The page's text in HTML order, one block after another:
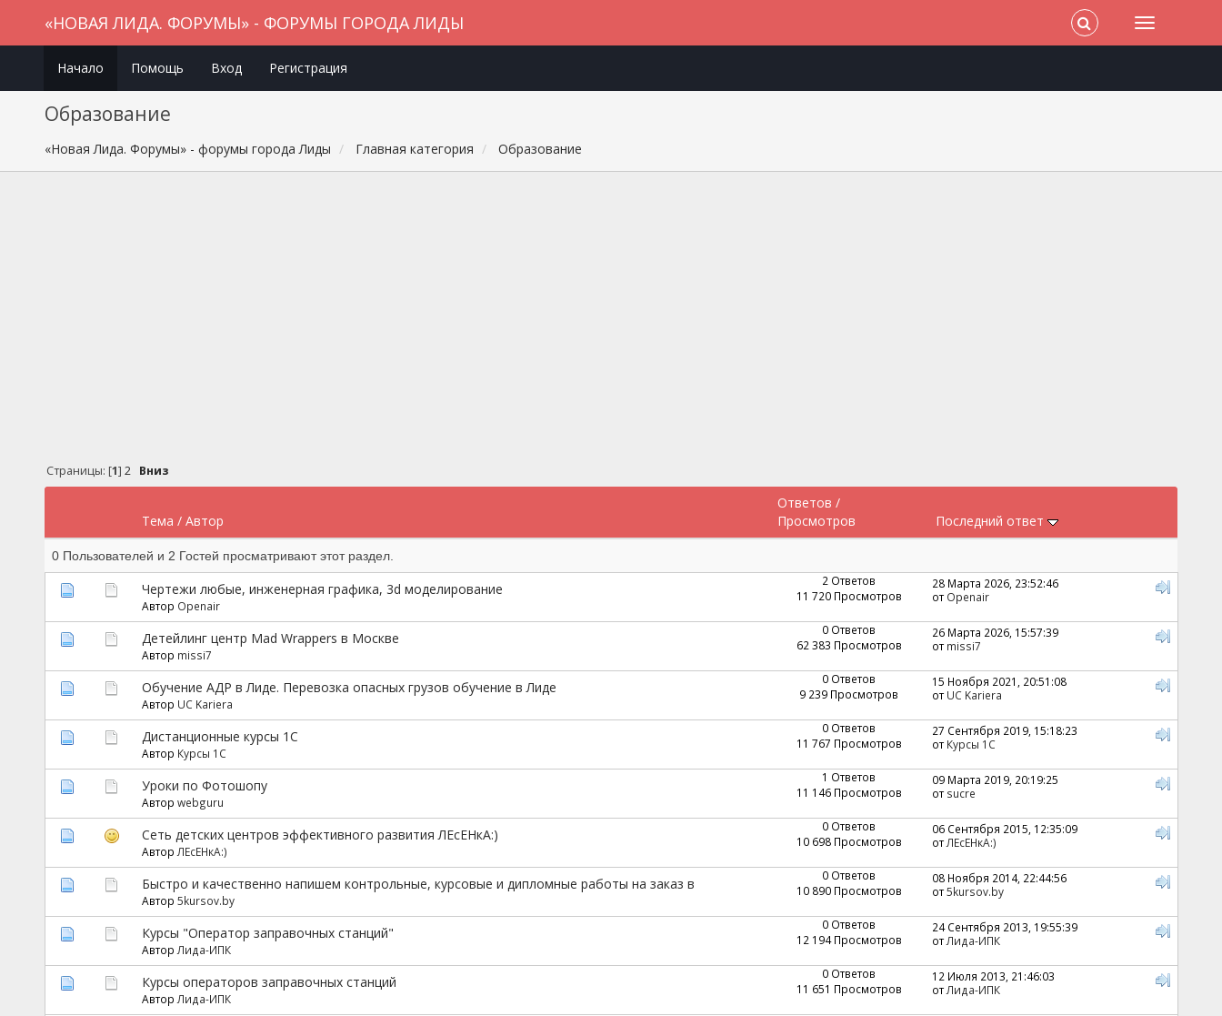
«НОВАЯ ЛИДА. ФОРУМЫ» - ФОРУМЫ ГОРОДА ЛИДЫ
Начало Помощь Вход Регистрация
Образование
«Новая Лида. Форумы» - форумы города Лиды Главная категория Образование
Страницы: [1]2 Вниз
Тема / Автор
Ответов /
Просмотров
Последний ответ
0 Пользователей и 2 Гостей просматривают этот раздел.
Чертежи любые, инженерная графика, 3d моделирование
Автор Openair
2 Ответов
11 720 Просмотров
28 Марта 2026, 23:52:46
отOpenair
Детейлинг центр Mad Wrappers в Москве
Автор missi7
0 Ответов
62 383 Просмотров
26 Марта 2026, 15:57:39
отmissi7
Обучение АДР в Лиде. Перевозка опасных грузов обучение в Лиде
Автор UC Kariera
0 Ответов
9 239 Просмотров
15 Ноября 2021, 20:51:08
отUC Kariera
Дистанционные курсы 1С
Автор Курсы 1С
0 Ответов
11 767 Просмотров
27 Сентября 2019, 15:18:23
отКурсы 1С
Уроки по Фотошопу
Автор webguru
1 Ответов
11 146 Просмотров
09 Марта 2019, 20:19:25
отsucre
Сеть детских центров эффективного развития ЛЕсЕНкА:)
Автор ЛЕсЕНкА:)
0 Ответов
10 698 Просмотров
06 Сентября 2015, 12:35:09
отЛЕсЕНкА:)
Быстро и качественно напишем контрольные, курсовые и дипломные работы на заказ в
Автор 5kursov.by
0 Ответов
10 890 Просмотров
08 Ноября 2014, 22:44:56
от5kursov.by
Курсы "Оператор заправочных станций"
Автор Лида-ИПК
0 Ответов
12 194 Просмотров
24 Сентября 2013, 19:55:39
отЛида-ИПК
Курсы операторов заправочных станций
Автор Лида-ИПК
0 Ответов
11 651 Просмотров
12 Июля 2013, 21:46:03
отЛида-ИПК